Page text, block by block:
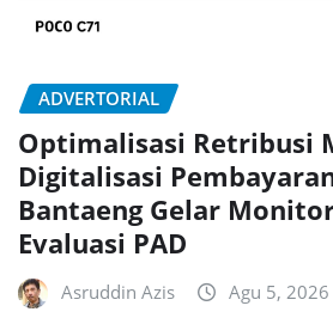
ADVERTORIAL
Optimalisasi Retribusi
Digitalisasi
Bantaeng Gelar
Evaluasi PAD
Asruddin Azis Agu 5, 2026